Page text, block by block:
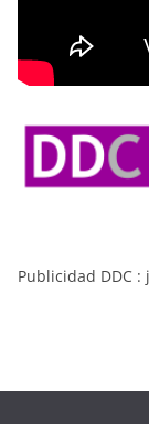
Publicidad DDC :